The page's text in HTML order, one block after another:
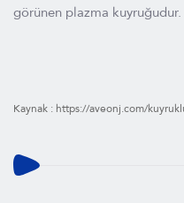
görünen plazma kuyruğudur.
Kaynak : https://aveonj.com/